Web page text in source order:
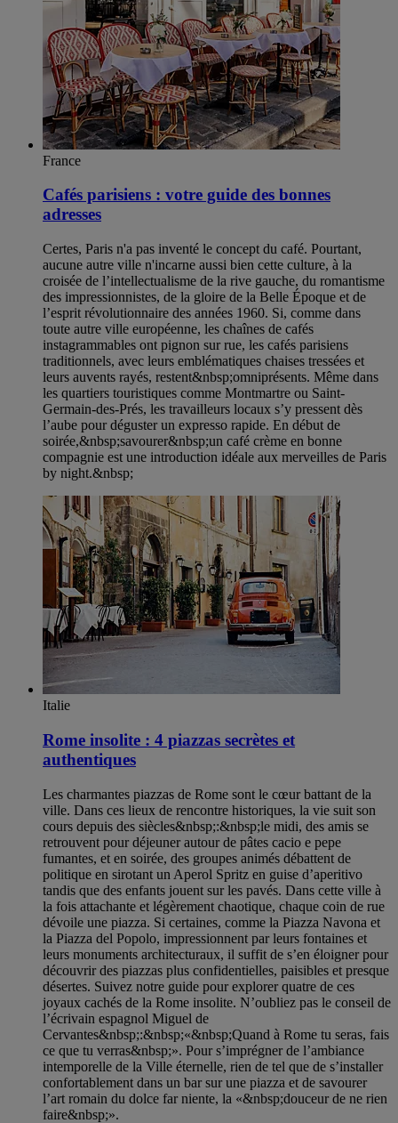
France
Cafés parisiens : votre guide des bonnes
adresses
Certes, Paris n'a pas inventé le concept du café. Pourtant,
aucune autre ville n'incarne aussi bien cette culture, à la
croisée de l’intellectualisme de la rive gauche, du romantisme
des impressionnistes, de la gloire de la Belle Époque et de
l’esprit révolutionnaire des années 1960. Si, comme dans
toute autre ville européenne, les chaînes de cafés
instagrammables ont pignon sur rue, les cafés parisiens
traditionnels, avec leurs emblématiques chaises tressées et
leurs auvents rayés, restent&nbsp;omniprésents. Même dans
les quartiers touristiques comme Montmartre ou Saint-
Germain-des-Prés, les travailleurs locaux s’y pressent dès
l’aube pour déguster un expresso rapide. En début de
soirée,&nbsp;savourer&nbsp;un café crème en bonne
compagnie est une introduction idéale aux merveilles de Paris
by night.&nbsp;
Italie
Rome insolite : 4 piazzas secrètes et
authentiques
Les charmantes piazzas de Rome sont le cœur battant de la
ville. Dans ces lieux de rencontre historiques, la vie suit son
cours depuis des siècles&nbsp;:&nbsp;le midi, des amis se
retrouvent pour déjeuner autour de pâtes cacio e pepe
fumantes, et en soirée, des groupes animés débattent de
politique en sirotant un Aperol Spritz en guise d’aperitivo
tandis que des enfants jouent sur les pavés. Dans cette ville à
la fois attachante et légèrement chaotique, chaque coin de rue
dévoile une piazza. Si certaines, comme la Piazza Navona et
la Piazza del Popolo, impressionnent par leurs fontaines et
leurs monuments architecturaux, il suffit de s’en éloigner pour
découvrir des piazzas plus confidentielles, paisibles et presque
désertes. Suivez notre guide pour explorer quatre de ces
joyaux cachés de la Rome insolite. N’oubliez pas le conseil de
l’écrivain espagnol Miguel de
Cervantes&nbsp;:&nbsp;«&nbsp;Quand à Rome tu seras, fais
ce que tu verras&nbsp;». Pour s’imprégner de l’ambiance
intemporelle de la Ville éternelle, rien de tel que de s’installer
confortablement dans un bar sur une piazza et de savourer
l’art romain du dolce far niente, la «&nbsp;douceur de ne rien
faire&nbsp;».